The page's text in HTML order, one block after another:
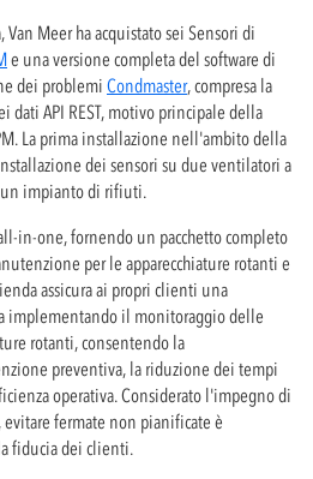
Meer ha acquistato sei Sensori di
e una versione completa del software di
dei problemi Condmaster, compresa la
API REST, motivo principale della
La prima installazione nell'ambito della
dei sensori su due ventilatori a
impianto di rifiuti.
in-one, fornendo un pacchetto completo
per le apparecchiature rotanti e
assicura ai propri clienti una
il monitoraggio delle
rotanti, consentendo la
preventiva, la riduzione dei tempi
operativa. Considerato l'impegno di
fermate non pianificate è
fiducia dei clienti.